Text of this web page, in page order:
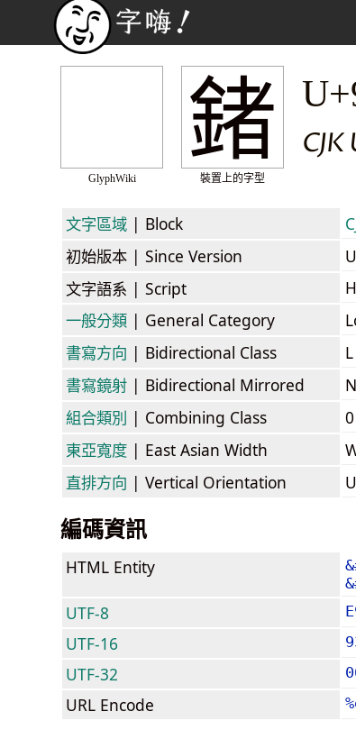
GlyphWiki
鍺
裝置上的字型
文字區域 | Block
初始版本 | Since Version
文字語系 | Script
一般分類 | General Category
書寫方向 | Bidirectional Class
書寫鏡射 | Bidirectional Mirrored
組合類別 | Combining Class
東亞寬度 | East Asian Width
直排方向 | Vertical Orientation
編碼資訊
HTML Entity
UTF-8
UTF-16
UTF-32
URL Encode